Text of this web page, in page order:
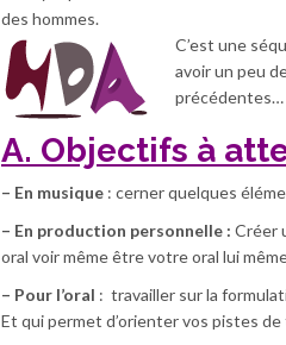
des hommes.
C’est une
avoir un peu
précédentes…
A. Objectifs à
– En musique : cerner quelques
– En production personnelle : Créer
oral voir même être votre oral lui
– Pour l’oral : travailler sur la
Et qui permet d’orienter vos pistes